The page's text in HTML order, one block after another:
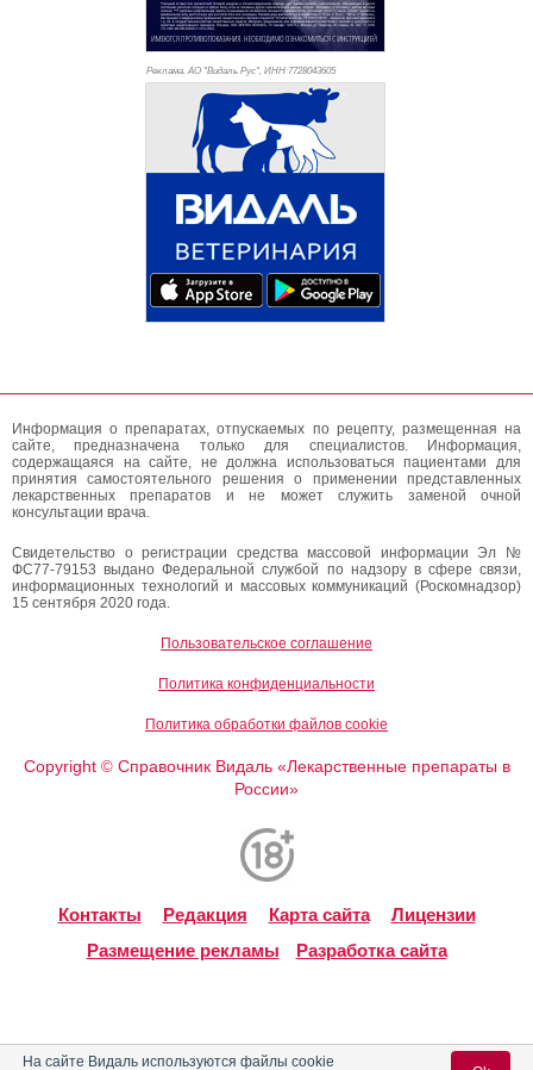
Реклама. АО "Видаль Рус", ИНН 7728043605
Информация о препаратах, отпускаемых по рецепту, размещенная на
сайте, предназначена только для специалистов. Информация,
содержащаяся на сайте, не должна использоваться пациентами для
принятия самостоятельного решения о применении представленных
лекарственных препаратов и не может служить заменой очной
консультации врача.
Свидетельство о регистрации средства массовой информации Эл №
ФС77-79153 выдано Федеральной службой по надзору в сфере связи,
информационных технологий и массовых коммуникаций (Роскомнадзор)
15 сентября 2020 года.
Пользовательское соглашение
Политика конфиденциальности
Политика обработки файлов cookie
Copyright ©Справочник Видаль «Лекарственные препараты в
России»
Контакты Редакция Карта сайта
Лицензии
Размещение рекламы
Разработка сайта
На сайте Видаль используются файлы cookie